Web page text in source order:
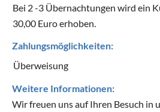
Bei 2 -3 Übernachtungen wird ein
30,00 Euro erhoben.
Zahlungsmöglichkeiten:
Überweisung
Weitere Informationen:
Wir freuen uns auf Ihren Besuch in